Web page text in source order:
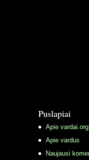
Puslapiai
Apie vardai.org
Apie vardus
Naujausi